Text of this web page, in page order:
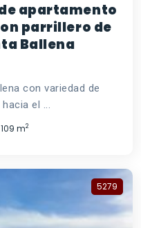
apartamento
parrillero de
Ballena
con variedad de
el ...
m2
5279